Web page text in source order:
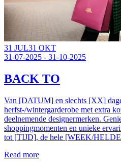
31 JUL31 OKT
31-07-2025 - 31-10-2025
BACK TO
Van [DATUM] en slechts [XX]
herfst-/wintergarderobe met extra
deelnemende designermerken.
shoppingmomenten en unieke
tot [TIJD], de hele [WEEK/
Read more